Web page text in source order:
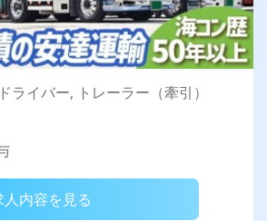
ライバー, トレーラー（牽引）
人内容を見る